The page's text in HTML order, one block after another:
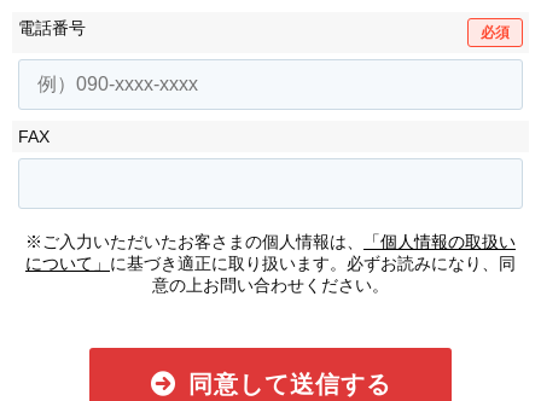
電話番号 必須
FAX
※ご入力いただいたお客さまの個人情報は、
「個人情報の取扱い
について」 に基づき適正に取り扱います。必ずお読みになり、同
意の上お問い合わせください。
同意して送信する